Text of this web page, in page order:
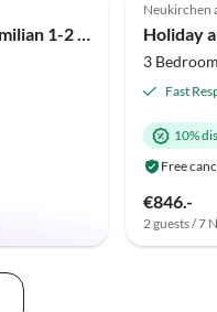
Holiday apartment Maximilian 1-2 persons.
Super
Neukirchen
3
Fast
10%
Free
€846.-
2 guests / 7